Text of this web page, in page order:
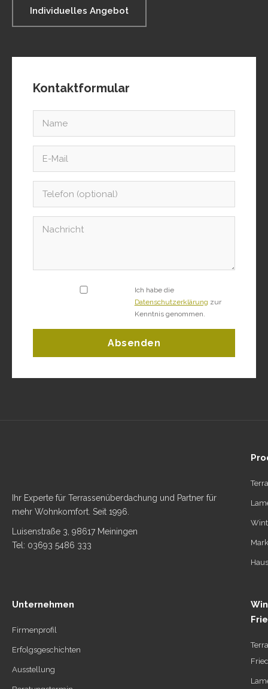
Individuelles Angebot
Kontaktformular
Ich habe die
Datenschutzerklärung zur
Kenntnis genommen.
Absenden
Ihr Experte für Terrassenüberdachung und Partner für
mehr Wohnkomfort. Seit 1996.
Luisenstraße 3, 98617 Meiningen
Tel: 03693 5486 333
Unternehmen
Firmenprofil
Erfolgsgeschichten
Ausstellung